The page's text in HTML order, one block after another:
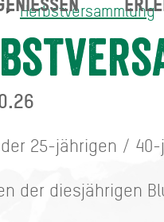
Herbstversammlung
25-jährigen /
der diesjährigen